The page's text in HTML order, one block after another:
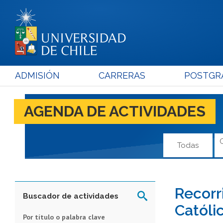
ADMISIÓN CARRERAS
AGENDA DE ACTIVIDADES
Todas
Buscador de actividades
Por título o palabra clave